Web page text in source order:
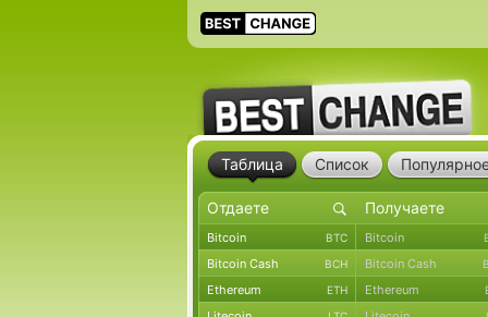
Таблица Список
Bitcoin BTC Bitcoin
Bitcoin Cash BCH Bitcoin Cash
Ethereum ETH Ethereum